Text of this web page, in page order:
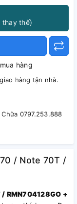
thay thế)
hàng
hàng tận nhà.
0797.253.888
/ Note 70T /
RMN704128GO +